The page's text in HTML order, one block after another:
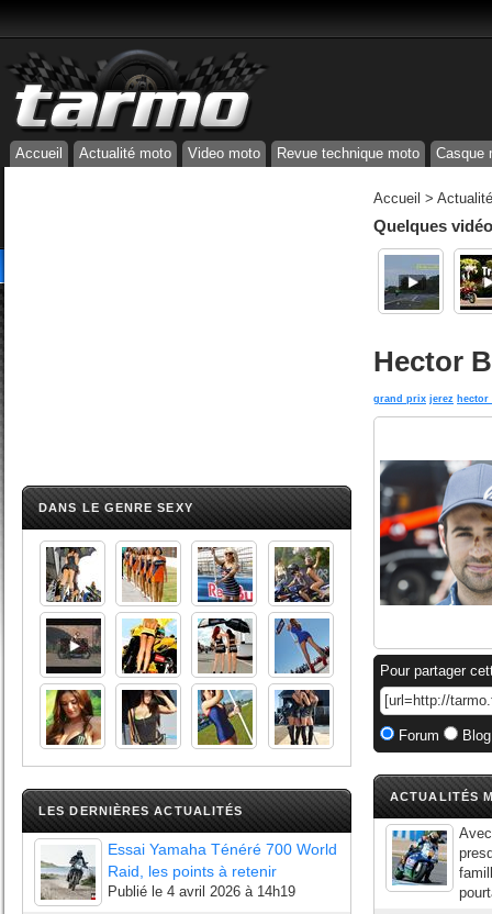
Accueil Actualité moto Video moto Revue technique moto Casque
DANS LE GENRE SEXY
LES DERNIÈRES ACTUALITÉS
Essai Yamaha Ténéré 700 World
Raid, les points à retenir
Publié le 4 avril 2026 à 14h19
Accueil >
Quelques
Hector
grand prix jerez hector
Pour partager
Forum
ACTUALITÉS